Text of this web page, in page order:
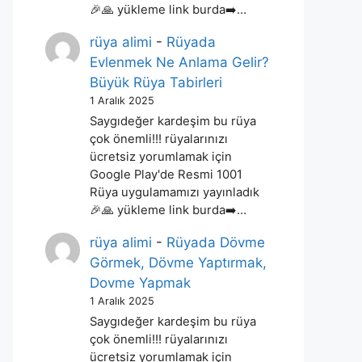
🎉🙏 yükleme link burda➡️…
rüya alimi - Rüyada
Evlenmek Ne Anlama Gelir?
Büyük Rüya Tabirleri
1 Aralık 2025
Saygıdeğer kardeşim bu rüya
çok önemli!!! rüyalarınızı
ücretsiz yorumlamak için
Google Play'de Resmi 1001
Rüya uygulamamızı yayınladık
🎉🙏 yükleme link burda➡️…
rüya alimi - Rüyada Dövme
Görmek, Dövme Yaptırmak,
Dovme Yapmak
1 Aralık 2025
Saygıdeğer kardeşim bu rüya
çok önemli!!! rüyalarınızı
ücretsiz yorumlamak için